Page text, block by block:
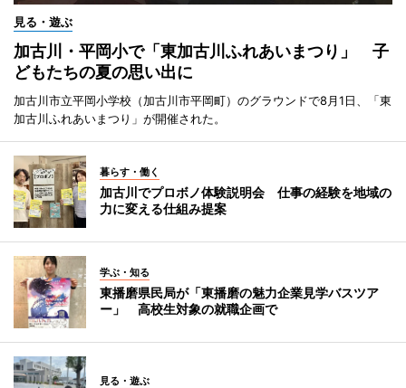
見る・遊ぶ
加古川・平岡小で「東加古川ふれあいまつり」 子
どもたちの夏の思い出に
加古川市立平岡小学校（加古川市平岡町）のグラウンドで8月1日、「東
加古川ふれあいまつり」が開催された。
暮らす・働く
加古川でプロボノ体験説明会 仕事の経験を地域の
力に変える仕組み提案
学ぶ・知る
東播磨県民局が「東播磨の魅力企業見学バスツア
ー」 高校生対象の就職企画で
見る・遊ぶ